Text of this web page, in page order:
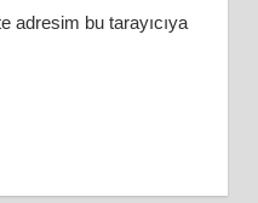
adresim bu tarayıcıya